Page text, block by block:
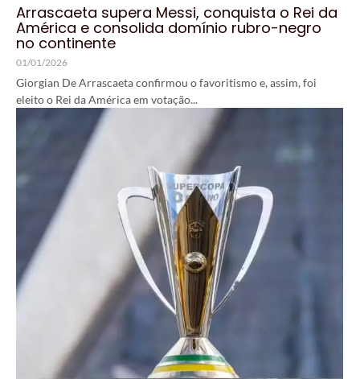
Arrascaeta supera Messi, conquista o Rei da
América e consolida domínio rubro-negro
no continente
01/01/2026
Giorgian De Arrascaeta confirmou o favoritismo e, assim, foi
eleito o Rei da América em votação...